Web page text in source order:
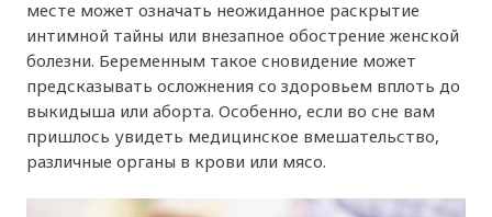
месте может означать неожиданное раскрытие
интимной тайны или внезапное обострение женской
болезни. Беременным такое сновидение может
предсказывать осложнения со здоровьем вплоть до
выкидыша или аборта. Особенно, если во сне вам
пришлось увидеть медицинское вмешательство,
различные органы в крови или мясо.